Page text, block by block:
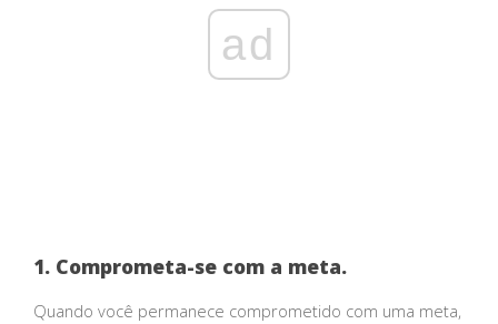
ad
1. Comprometa-se com a meta.
Quando você permanece comprometido com uma meta,